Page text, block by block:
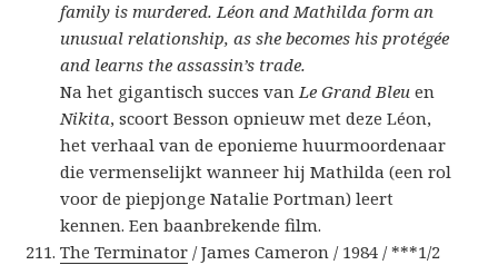
family is murdered. Léon and Mathilda form an
unusual relationship, as she becomes his protégée
and learns the assassin’s trade.
Na het gigantisch succes vanLe Grand Bleu en
Nikita, scoort Besson opnieuw met deze Léon,
het verhaal van de eponieme huurmoordenaar
die vermenselijkt wanneer hij Mathilda (een rol
voor de piepjonge Natalie Portman) leert
kennen. Een baanbrekende film.
The Terminator / James Cameron / 1984 / ***1/2